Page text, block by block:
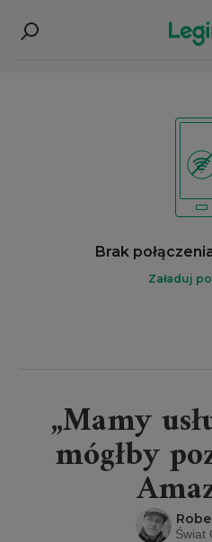
Brak
Załaduj
„Mamy
mógłby
Świat